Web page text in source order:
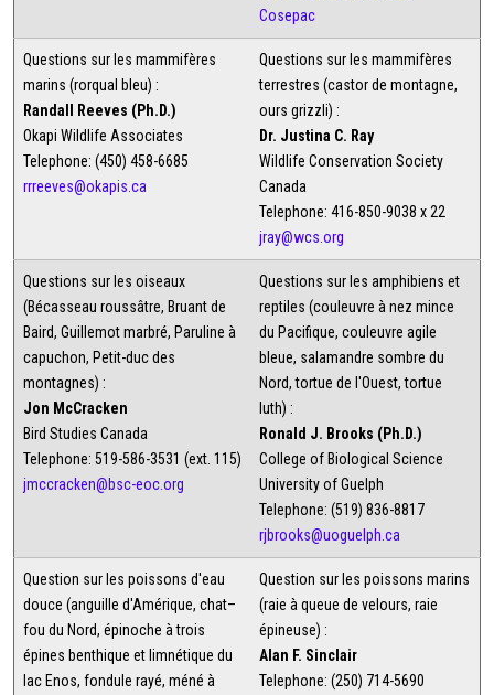
Cosepac
Questions sur les mammifères
marins (rorqual bleu) :
Randall Reeves (Ph.D.)
Okapi Wildlife Associates
Telephone: (450) 458-6685
rrreeves@okapis.ca
Questions sur les mammifères
terrestres (castor de montagne,
ours grizzli) :
Dr. Justina C. Ray
Wildlife Conservation Society
Canada
Telephone: 416-850-9038 x 22
jray@wcs.org
Questions sur les oiseaux
(Bécasseau roussâtre, Bruant de
Baird, Guillemot marbré, Paruline à
capuchon, Petit-duc des
montagnes) :
Jon McCracken
Bird Studies Canada
Telephone: 519-586-3531 (ext. 115)
jmccracken@bsc-eoc.org
Questions sur les amphibiens et
reptiles (couleuvre à nez mince
du Pacifique, couleuvre agile
bleue, salamandre sombre du
Nord, tortue de l'Ouest, tortue
luth) :
Ronald J. Brooks (Ph.D.)
College of Biological Science
University of Guelph
Telephone: (519) 836-8817
rjbrooks@uoguelph.ca
Question sur les poissons d'eau
douce (anguille d'Amérique, chat–
fou du Nord, épinoche à trois
épines benthique et limnétique du
lac Enos, fondule rayé, méné à
Question sur les poissons marins
(raie à queue de velours, raie
épineuse) :
Alan F. Sinclair
Telephone: (250) 714-5690